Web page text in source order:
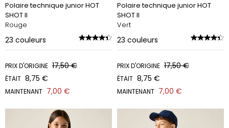
Polaire technique junior HOT
SHOT II
Rouge
23 couleurs
PRIX D'ORIGINE 17,50 €
ÉTAIT 8,75 €
MAINTENANT 7,00 €
Polaire technique junior HOT
SHOT II
Vert
23 couleurs
PRIX D'ORIGINE 17,50 €
ÉTAIT 8,75 €
MAINTENANT 7,00 €